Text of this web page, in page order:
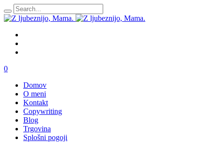
0
Domov
O meni
Kontakt
Copywriting
Blog
Trgovina
Splošni pogoji